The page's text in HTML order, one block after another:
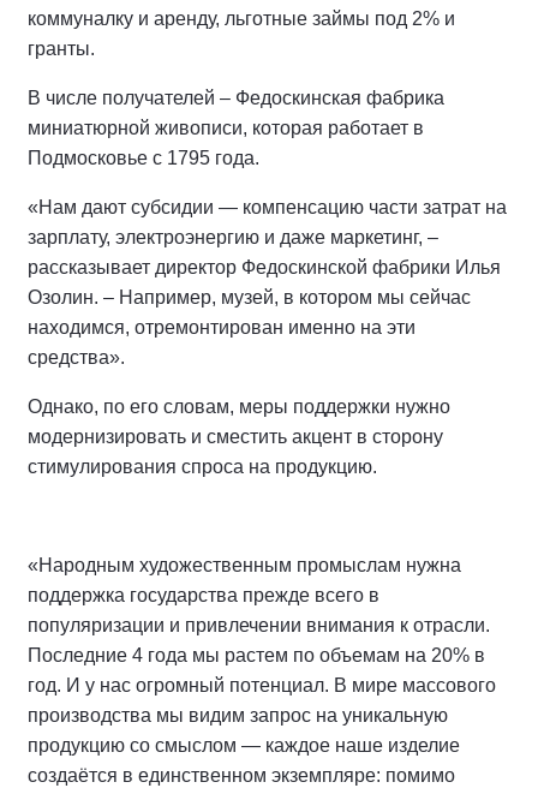
коммуналку и аренду, льготные займы под 2% и
гранты.
В числе получателей – Федоскинская фабрика
миниатюрной живописи, которая работает в
Подмосковье с 1795 года.
«Нам дают субсидии — компенсацию части затрат на
зарплату, электроэнергию и даже маркетинг, –
рассказывает директор Федоскинской фабрики Илья
Озолин. – Например, музей, в котором мы сейчас
находимся, отремонтирован именно на эти
средства».
Однако, по его словам, меры поддержки нужно
модернизировать и сместить акцент в сторону
стимулирования спроса на продукцию.
«Народным художественным промыслам нужна
поддержка государства прежде всего в
популяризации и привлечении внимания к отрасли.
Последние 4 года мы растем по объемам на 20% в
год. И у нас огромный потенциал. В мире массового
производства мы видим запрос на уникальную
продукцию со смыслом — каждое наше изделие
создаётся в единственном экземпляре: помимо